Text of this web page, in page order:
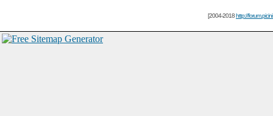
[2004-2018http://